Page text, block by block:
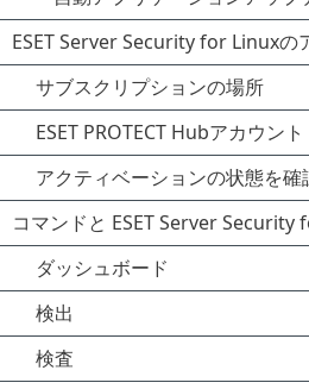
ESET Server Security for Linuxの
サブスクリプションの場所
ESET PROTECT Hubアカウント
アクティベーションの状態を確
コマンドと ESET Server Security
ダッシュボード
検出
検査